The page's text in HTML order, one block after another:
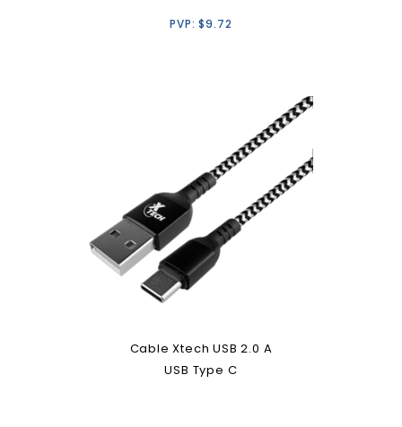
PVP:$9.72
Cable Xtech USB 2.0 A
USB Type C